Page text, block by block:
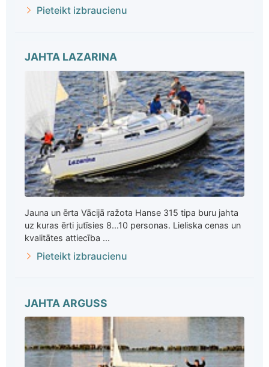
Pieteikt izbraucienu
JAHTA LAZARINA
Jauna un ērta Vācijā ražota Hanse 315 tipa buru jahta
uz kuras ērti jutīsies 8...10 personas. Lieliska cenas un
kvalitātes attiecība ...
Pieteikt izbraucienu
JAHTA ARGUSS